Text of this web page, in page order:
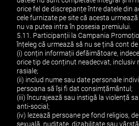
orice fel de discrepanțe între datele din
cele furnizate pe site că acesta
nu va putea intra în posesia premiului.
5.11. Participanții la Campania
înțeleg că urmează să nu se țină cont
(i) conțin informații defăimătoare,
orice tip de conținut neadecvat, inclusiv
rasiale;
(ii) includ nume sau date personale
persoana să își fi dat consimțământul;
(iii) încurajează sau instigă la violență
anti-social;
(iv) lezează persoane pe fond religios,
sexuală, nuditate, dizabilitate sau